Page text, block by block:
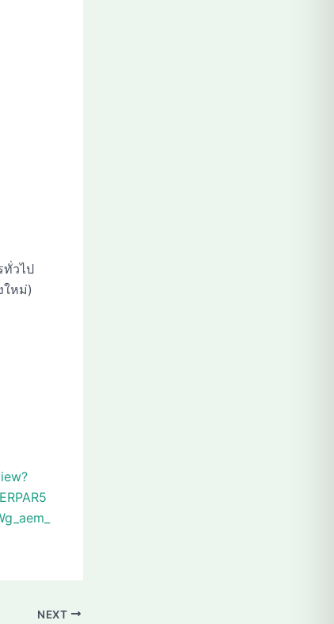
ทั่วไป
ใหม่)
NEXT